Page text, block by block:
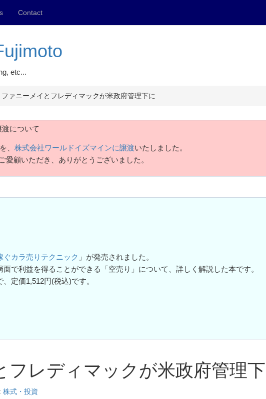
Contact
etc...
ファニーメイとフレディマックが米政府管理下に
について
、 株式会社ワールドイズマインに譲渡いたしました。
愛顧いただき、ありがとうございました。
ぐカラ売りテクニック 」が発売されました。
面で利益を得ることができる「空売り」について、詳しく解説した本です。
、定価1,512円(税込)です。
フレディマックが米政府管理
株式・投資